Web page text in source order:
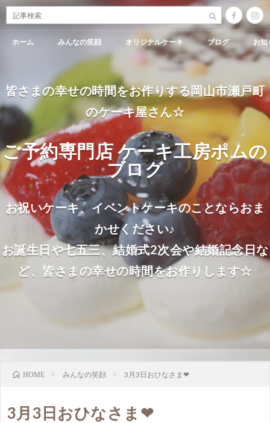
ホーム みんなの笑顔 オリジナルケーキ ブログ お知
皆さまの幸せの時間をお作りする岡山市瀬戸町
のケーキ屋さん☆
ご予約専門店 ケーキ工房ポムの
ブログ
お祝いケーキ、イベントケーキのことならおま
かせください♪
お誕生日や七五三、結婚式2次会や結婚記念日な
ど、皆さまの幸せの時間をお作りします☆
HOME みんなの笑顔 3月3日おひなさま❤
3月3日おひなさま❤